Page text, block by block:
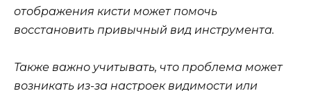
отображения кисти может помочь
восстановить привычный вид инструмента.
Также важно учитывать, что проблема может
возникать из-за настроек видимости или